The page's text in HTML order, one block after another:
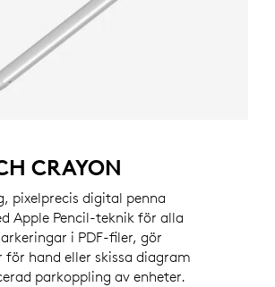
CRAYON
pixelprecis digital penna
Apple Pencil-teknik för alla
i PDF-filer, gör
för hand eller skissa diagram
parkoppling av enheter.